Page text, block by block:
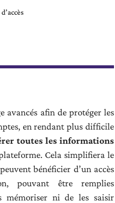
avancés afin de protéger les
en rendant plus difficile
toutes les informations
Cela simplifiera le
bénéficier d’un accès
pouvant être remplies
mémoriser ni de les saisir